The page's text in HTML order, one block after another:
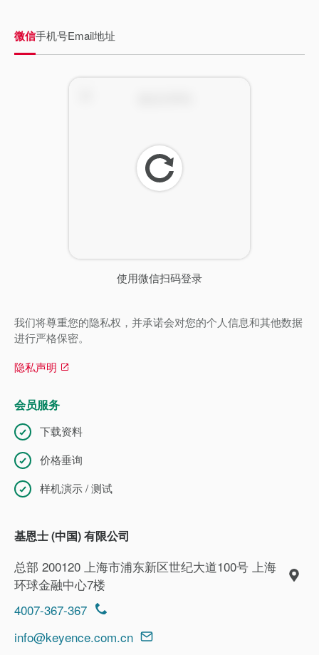
微信手机号Email地址
使用微信扫码登录
刷
新
我们将尊重您的隐私权，并承诺会对您的个人信息和其他数据
进行严格保密。
隐私声明
会员服务
下载资料
价格垂询
样机演示 / 测试
基恩士 (中国) 有限公司
总部 200120 上海市浦东新区世纪大道100号 上海
环球金融中心7楼
4007-367-367
info@keyence.com.cn